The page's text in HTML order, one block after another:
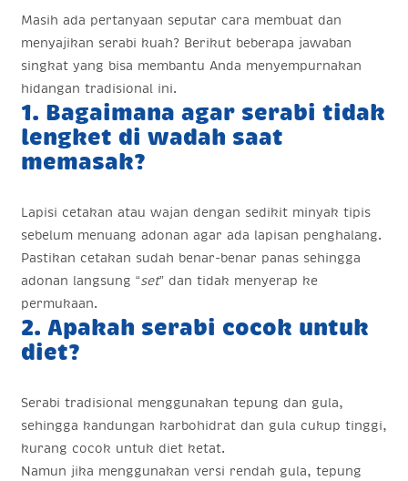
Masih ada pertanyaan seputar cara membuat dan
menyajikan serabi kuah? Berikut beberapa jawaban
singkat yang bisa membantu Anda menyempurnakan
hidangan tradisional ini.
1. Bagaimana agar serabi tidak
lengket di wadah saat
memasak?
Lapisi cetakan atau wajan dengan sedikit minyak tipis
sebelum menuang adonan agar ada lapisan penghalang.
Pastikan cetakan sudah benar-benar panas sehingga
adonan langsung “set” dan tidak menyerap ke
permukaan.
2. Apakah serabi cocok untuk
diet?
Serabi tradisional menggunakan tepung dan gula,
sehingga kandungan karbohidrat dan gula cukup tinggi,
kurang cocok untuk diet ketat.
Namun jika menggunakan versi rendah gula, tepung